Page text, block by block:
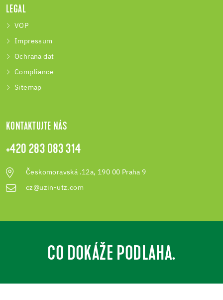
LEGAL
VOP
Impressum
Ochrana dat
Compliance
Sitemap
KONTAKTUJTE NÁS
+420 283 083 314
Českomoravská .12a, 190 00 Praha 9
cz@uzin-utz.com
CO DOKÁŽE PODLAHA.